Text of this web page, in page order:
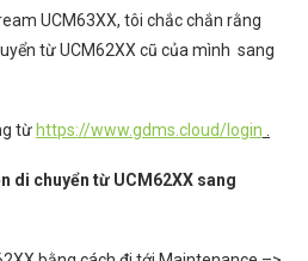
UCM63XX, tôi chắc chắn rằng
từ UCM62XX cũ của mình sang
từ https://www.gdms.cloud/login
di chuyển từ UCM62XX sang